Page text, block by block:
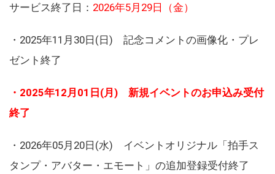
サービス終了日： 2026年5月29日（金）
・2025年11月30日(日) 記念コメントの画像化・プレ
ゼント終了
・2025年12月01日(月) 新規イベントのお申込み受付
終了
・2026年05月20日(水) イベントオリジナル「拍手ス
タンプ・アバター・エモート」の追加登録受付終了